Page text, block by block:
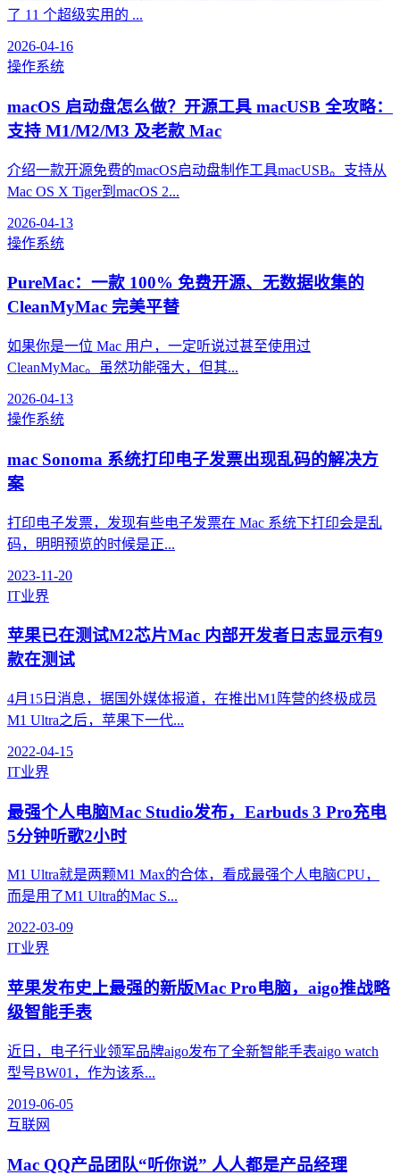
了 11 个超级实用的 ...
2026-04-16
操作系统
macOS 启动盘怎么做？开源工具 macUSB 全攻略：
支持 M1/M2/M3 及老款 Mac
介绍一款开源免费的macOS启动盘制作工具macUSB。支持从
Mac OS X Tiger到macOS 2...
2026-04-13
操作系统
PureMac：一款 100% 免费开源、无数据收集的
CleanMyMac 完美平替
如果你是一位 Mac 用户，一定听说过甚至使用过
CleanMyMac。虽然功能强大，但其...
2026-04-13
操作系统
mac Sonoma 系统打印电子发票出现乱码的解决方
案
打印电子发票，发现有些电子发票在 Mac 系统下打印会是乱
码，明明预览的时候是正...
2023-11-20
IT业界
苹果已在测试M2芯片Mac 内部开发者日志显示有9
款在测试
4月15日消息，据国外媒体报道，在推出M1阵营的终极成员
M1 Ultra之后，苹果下一代...
2022-04-15
IT业界
最强个人电脑Mac Studio发布，Earbuds 3 Pro充电
5分钟听歌2小时
M1 Ultra就是两颗M1 Max的合体，看成最强个人电脑CPU，
而是用了M1 Ultra的Mac S...
2022-03-09
IT业界
苹果发布史上最强的新版Mac Pro电脑，aigo推战略
级智能手表
近日，电子行业领军品牌aigo发布了全新智能手表aigo watch
型号BW01，作为该系...
2019-06-05
互联网
Mac QQ产品团队“听你说” 人人都是产品经理